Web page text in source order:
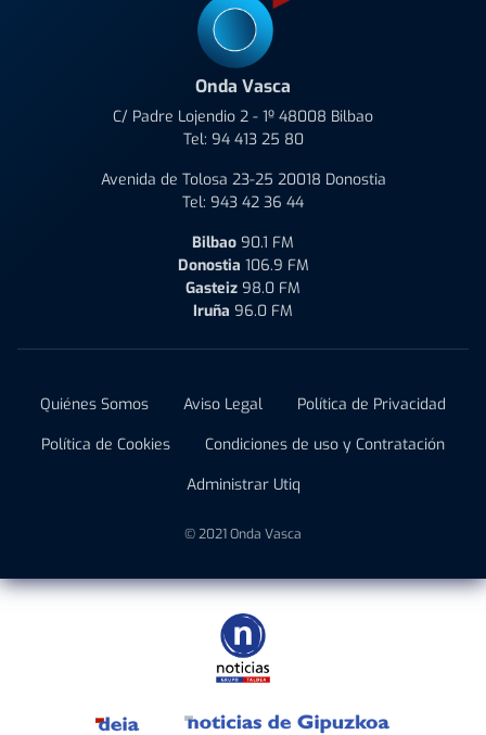
Onda Vasca
C/ Padre Lojendio 2 - 1º 48008 Bilbao
Tel: 94 413 25 80
Avenida de Tolosa 23-25 20018 Donostia
Tel: 943 42 36 44
Bilbao 90.1 FM
Donostia 106.9 FM
Gasteiz 98.0 FM
Iruña 96.0 FM
Quiénes Somos Aviso Legal
Política de Privacidad
Política de Cookies
Condiciones de uso y Contratación
Administrar Utiq
© 2021 Onda Vasca